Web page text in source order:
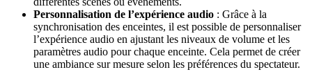
Personnalisation de l’expérience audio : Grâce à la
synchronisation des enceintes, il est possible de personnaliser
l’expérience audio en ajustant les niveaux de volume et les
paramètres audio pour chaque enceinte. Cela permet de créer
une ambiance sur mesure selon les préférences du spectateur.